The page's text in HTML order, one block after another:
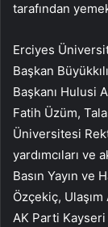
tarafından
Erciyes
Başkan
Başkanı Hulusi
Fatih Üzüm,
Üniversitesi
yardımcıları
Basın Yayın ve
Özçekiç,
AK Parti Kayseri